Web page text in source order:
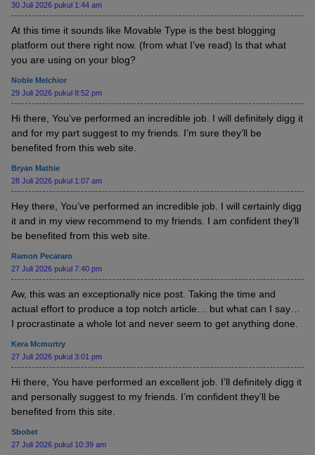
30 Juli 2026 pukul 1:44 am
At this time it sounds like Movable Type is the best blogging
platform out there right now. (from what I’ve read) Is that what
you are using on your blog?
Noble Melchior
29 Juli 2026 pukul 8:52 pm
Hi there, You’ve performed an incredible job. I will definitely digg it
and for my part suggest to my friends. I’m sure they’ll be
benefited from this web site.
Bryan Mathie
28 Juli 2026 pukul 1:07 am
Hey there, You’ve performed an incredible job. I will certainly digg
it and in my view recommend to my friends. I am confident they’ll
be benefited from this web site.
Ramon Pecararo
27 Juli 2026 pukul 7:40 pm
Aw, this was an exceptionally nice post. Taking the time and
actual effort to produce a top notch article… but what can I say…
I procrastinate a whole lot and never seem to get anything done.
Kera Mcmurtry
27 Juli 2026 pukul 3:01 pm
Hi there, You have performed an excellent job. I’ll definitely digg it
and personally suggest to my friends. I’m confident they’ll be
benefited from this site.
Sbobet
27 Juli 2026 pukul 10:39 am